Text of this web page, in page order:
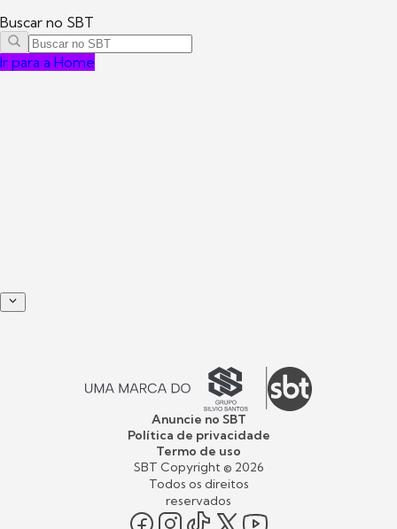
Buscar no SBT
Ir para a Home
Anuncie no SBT
Política de privacidade
Termo de uso
SBT Copyright © 2026
Todos os direitos
reservados